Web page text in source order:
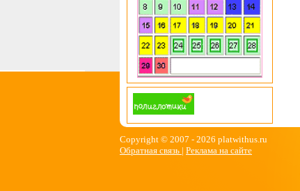
Copyright © 2007 - 2026 platwithus.ru
Обратная связь | Реклама на сайте